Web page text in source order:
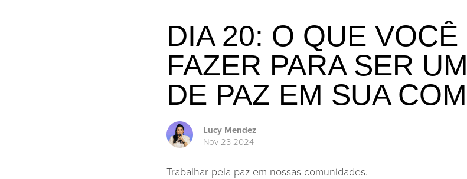
DIA 20: O QUE VOCÊ
FAZER PARA SER
DE PAZ EM SUA
Lucy Mendez
Nov 23 2024
Trabalhar pela paz em nossas comunidades.